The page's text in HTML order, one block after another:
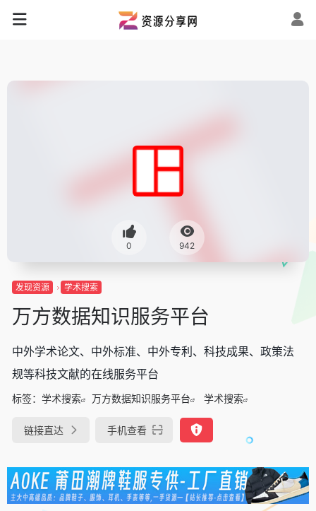
0 942
发现资源 学术搜索
万方数据知识服务平台
中外学术论文、中外标准、中外专利、科技成果、政策法
规等科技文献的在线服务平台
标签： 学术搜索 万方数据知识服务平台 学术搜索
链接直达 手机查看